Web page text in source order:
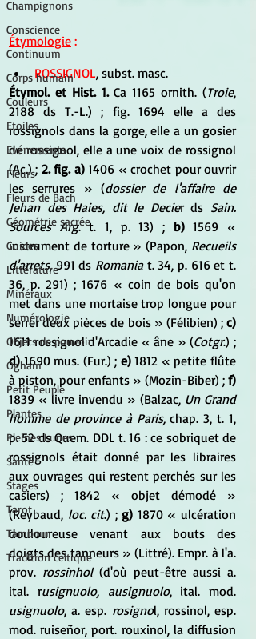
Champignons
Conscience
Continuum
Corps humain
Couleurs
Etoiles
Evénements
Fleurs
Fleurs de Bach
Géométrie sacrée
Guides
Littérature
Minéraux
Numérologie
Objets de pouvoir
Ogham
Petit Peuple
Plantes
Pleines Lunes
Santé
Stages
Tarot
Tambour
Tradition celtique
Étymologie :
ROSSIGNOL, subst. masc.
Étymol. et Hist. 1. Ca 1165 ornith. (Troie,
2188 ds T.-L.) ; fig. 1694 elle a des
rossignols dans la gorge, elle a un gosier
de rossignol, elle a une voix de rossignol
(Ac.) ; 2. fig. a) 1406 « crochet pour ouvrir
les serrures » (dossier de l'affaire de
Jehan des Haies, dit le Decier ds Sain.
Sources Arg. t. 1, p. 13) ; b) 1569 «
instrument de torture » (Papon, Recueils
d'arrets, 991 ds Romania t. 34, p. 616 et t.
36, p. 291) ; 1676 « coin de bois qu'on
met dans une mortaise trop longue pour
serrer deux pièces de bois » (Félibien) ; c)
1611 rossignol d'Arcadie « âne » (Cotgr
d) 1690 mus. (Fur.) ; e) 1812 « petite flûte
à piston, pour enfants » (Mozin-Biber) ; f)
1839 « livre invendu » (Balzac, Un Grand
homme de province à Paris, chap. 3, t. 1,
p. 52 ds Quem. DDL t. 16 : ce sobriquet de
rossignols était donné par les libraires
aux ouvrages qui restent perchés sur les
casiers) ; 1842 « objet démodé »
(Reybaud, loc. cit.) ; g) 1870 « ulcération
douloureuse venant aux bouts des
doigts des tanneurs » (Littré). Empr. à l'a.
prov. rossinhol (d'où peut-être aussi a.
ital. rusignuolo, ausignuolo
usignuolo, a. esp. rosignol, rossinol, esp.
mod. ruiseñor, port. rouxinol, la diffusion